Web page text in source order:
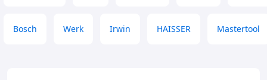
Bosch Werk Irwin HAISSER Mastertool